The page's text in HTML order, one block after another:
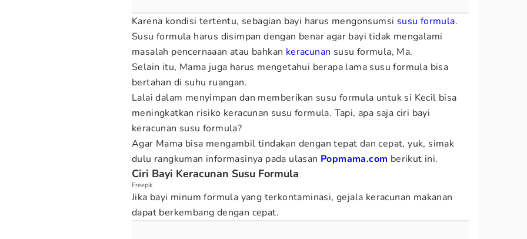
Karena kondisi tertentu, sebagian bayi harus mengonsumsi susu formula.
Susu formula harus disimpan dengan benar agar bayi tidak mengalami
masalah pencernaaan atau bahkan keracunan susu formula, Ma.
Selain itu, Mama juga harus mengetahui berapa lama susu formula bisa
bertahan di suhu ruangan.
Lalai dalam menyimpan dan memberikan susu formula untuk si Kecil bisa
meningkatkan risiko keracunan susu formula. Tapi, apa saja ciri bayi
keracunan susu formula?
Agar Mama bisa mengambil tindakan dengan tepat dan cepat, yuk, simak
dulu rangkuman informasinya pada ulasan Popmama.com berikut ini.
Ciri Bayi Keracunan Susu Formula
Freepik
Jika bayi minum formula yang terkontaminasi, gejala keracunan makanan
dapat berkembang dengan cepat.